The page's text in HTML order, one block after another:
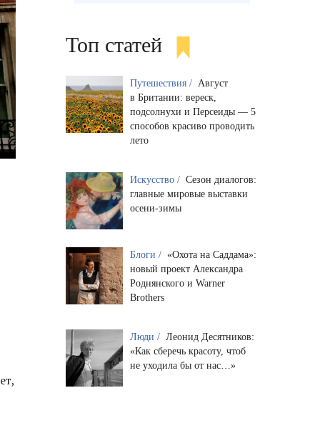
Топ статей
Путешествия / Август
в Британии: вереск,
подсолнухи и Персеиды — 5
способов красиво проводить
лето
Искусство / Сезон диалогов:
главные мировые выставки
осени-зимы
Блоги / «Охота на Саддама»:
новый проект Александра
Роднянского и Warner
Brothers
Люди / Леонид Десятников:
«Как сберечь красоту, чтоб
не уходила бы от нас…»